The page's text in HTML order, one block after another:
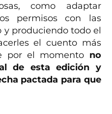
como adaptar
permisos con las
y produciendo todo el
el cuento más
por el momento no
de esta edición y
pactada para que